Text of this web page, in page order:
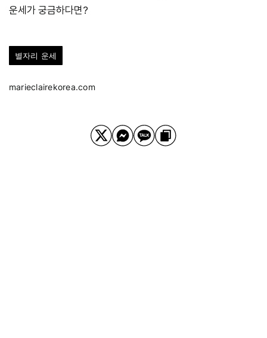
운세가 궁금하다면?
별자리 운세
marieclairekorea.com